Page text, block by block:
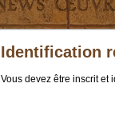
Identification
Vous devez être inscrit et